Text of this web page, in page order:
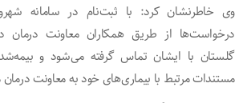
وی خاطرنشان کرد: با ثبت‌نام در سامانه
درخواست‌ها از طریق همکاران معاونت درمان
گلستان با ایشان تماس گرفته می‌شود و
مستندات مرتبط با بیماری‌های خود به معاونت درمان